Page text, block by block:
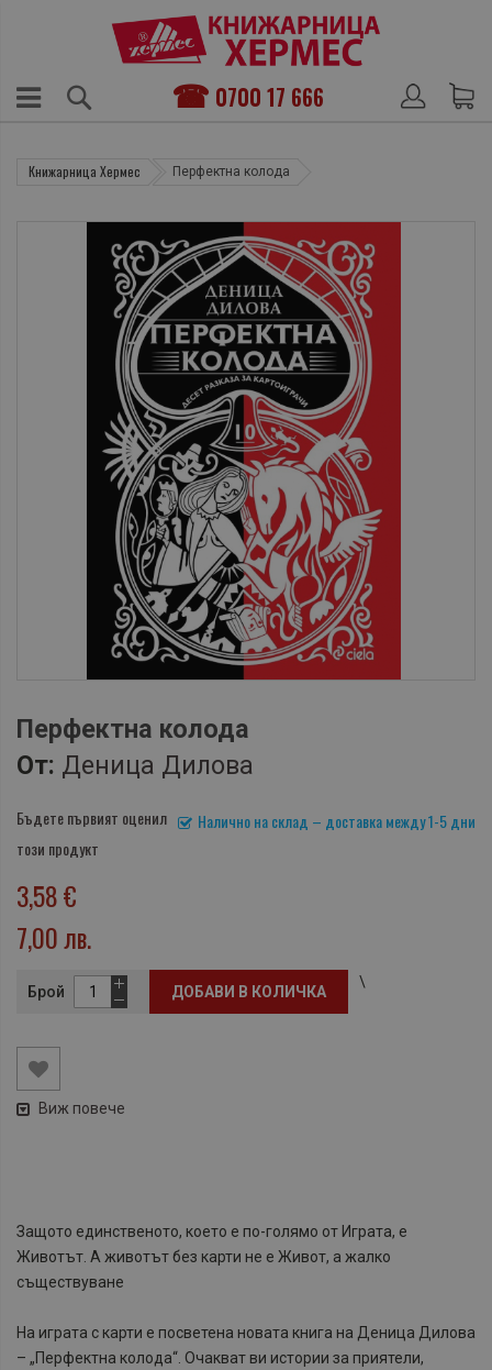
0700 17 666
Книжарница Хермес Перфектна колода
Перфектна колода
От: Деница Дилова
Налично на склад – доставка между 1-5 дни
Бъдете първият оценил
този продукт
3,58 €
7,00 лв.
Брой ДОБАВИ В КОЛИЧКА
\
Виж повече
Защото единственото, което е по-голямо от Играта, е
Животът. А животът без карти не е Живот, а жалко
съществуване
На играта с карти е посветена новата книга на Деница Дилова
– „Перфектна колода“. Очакват ви истории за приятели,